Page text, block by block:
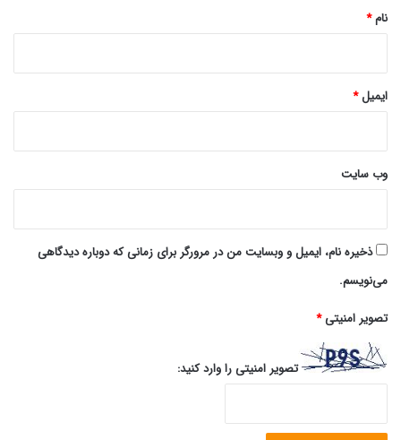
نام*
ایمیل*
وب‌ سایت
ذخیره نام، ایمیل و وبسایت من در مرورگر برای زمانی که دوباره دیدگاهی
می‌نویسم.
تصویر امنیتی*
تصویر امنیتی را وارد کنید: